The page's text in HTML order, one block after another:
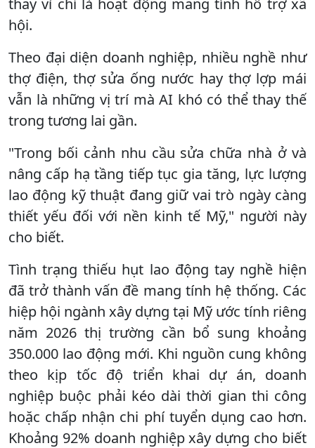
thay vì chỉ là hoạt động mang tính hỗ trợ xã
hội.
Theo đại diện doanh nghiệp, nhiều nghề như
thợ điện, thợ sửa ống nước hay thợ lợp mái
vẫn là những vị trí mà AI khó có thể thay thế
trong tương lai gần.
"Trong bối cảnh nhu cầu sửa chữa nhà ở và
nâng cấp hạ tầng tiếp tục gia tăng, lực lượng
lao động kỹ thuật đang giữ vai trò ngày càng
thiết yếu đối với nền kinh tế Mỹ," người này
cho biết.
Tình trạng thiếu hụt lao động tay nghề hiện
đã trở thành vấn đề mang tính hệ thống. Các
hiệp hội ngành xây dựng tại Mỹ ước tính riêng
năm 2026 thị trường cần bổ sung khoảng
350.000 lao động mới. Khi nguồn cung không
theo kịp tốc độ triển khai dự án, doanh
nghiệp buộc phải kéo dài thời gian thi công
hoặc chấp nhận chi phí tuyển dụng cao hơn.
Khoảng 92% doanh nghiệp xây dựng cho biết